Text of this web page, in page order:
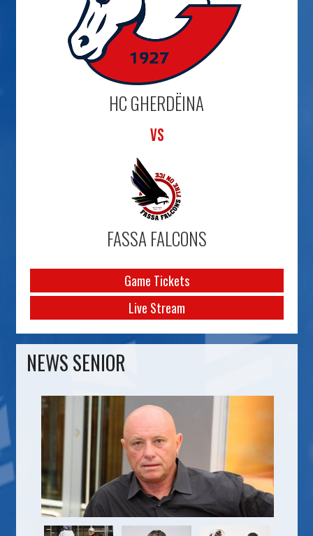
HC GHERDËINA
VS
FASSA FALCONS
Game Tickets
Live Stream
NEWS SENIOR